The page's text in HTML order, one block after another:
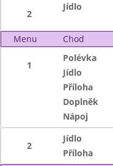
2
Jídlo
Menu Chod
1
Polévka
Jídlo
Příloha
Doplněk
Nápoj
2
Jídlo
Příloha